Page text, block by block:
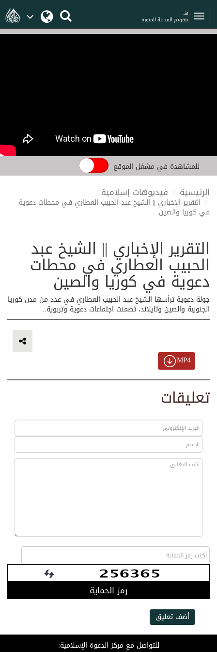
هـ
بتقويم المدينة المنورة
للمشاهدة في مشغل الموقع
الرئيسية فيديوهات إسلامية
التقرير الإخباري || الشيخ عبد الحبيب العطاري في محطات دعوية
في كوريا والصين
التقرير الإخباري || الشيخ عبد
الحبيب العطاري في محطات
دعوية في كوريا والصين
جولة دعوية ترأسها الشيخ عبد الحبيب العطاري في عدد من مدن كوريا
الجنوبية والصين وتايلاند، ‏تضمنت اجتماعات دعوية وتربوية..‏
MP4
تعليقات
رمز الحماية
أضف تعليق
للتواصل مع مركز الدعوة الإسلامية: